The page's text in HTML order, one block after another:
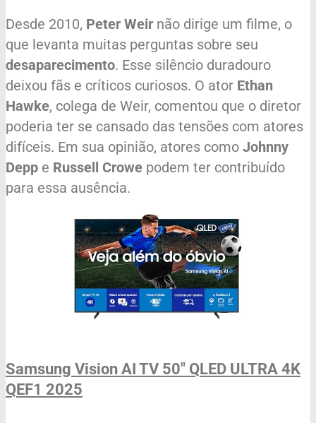
Desde 2010, Peter Weir não dirige um filme, o
que levanta muitas perguntas sobre seu
desaparecimento. Esse silêncio duradouro
deixou fãs e críticos curiosos. O ator Ethan
Hawke, colega de Weir, comentou que o diretor
poderia ter se cansado das tensões com atores
difíceis. Em sua opinião, atores como Johnny
Depp e Russell Crowe podem ter contribuído
para essa ausência.
Samsung Vision AI TV 50" QLED ULTRA 4K
QEF1 2025